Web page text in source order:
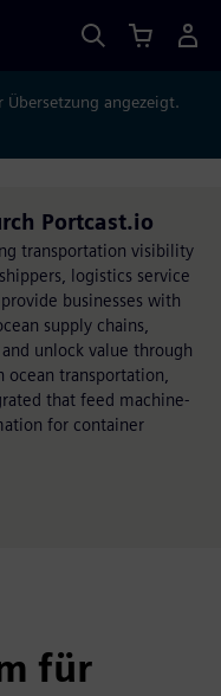
angezeigt.
Portcast.io
transportation visibility
logistics service
businesses with
supply chains,
unlock value through
transportation,
that feed machine-
for container
für